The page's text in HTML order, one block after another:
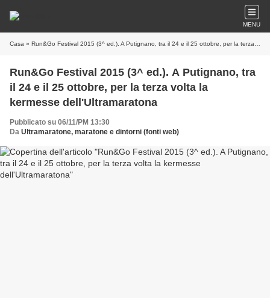
MENU
Casa » Run&Go Festival 2015 (3^ ed.). A Putignano, tra il 24 e il 25 ottobre, per la terza volta la kermesse dell'Ultramaratona
Run&Go Festival 2015 (3^ ed.). A Putignano, tra
il 24 e il 25 ottobre, per la terza volta la
kermesse dell'Ultramaratona
Pubblicato su 06/11/PM 13:30
Da Ultramaratone, maratone e dintorni (fonti web)